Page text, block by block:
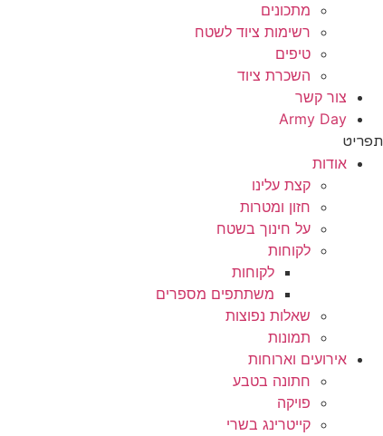
מתכונים
רשימות ציוד לשטח
טיפים
השכרת ציוד
צור קשר
Army Day
תפריט
אודות
קצת עלינו
חזון ומטרות
על חינוך בשטח
לקוחות
לקוחות
משתתפים מספרים
שאלות נפוצות
תמונות
אירועים וארוחות
חתונה בטבע
פויקה
קייטרינג בשרי